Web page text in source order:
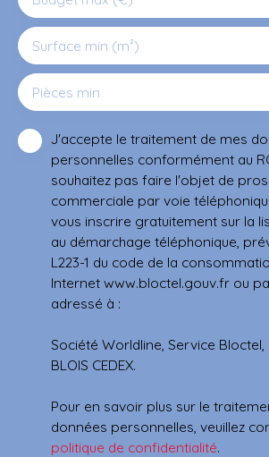
Surface min (m²)
Pièces min
J'accepte le traitement de mes
personnelles conformément au
souhaitez pas faire l'objet de
commerciale par voie
vous inscrire gratuitement sur la
au démarchage téléphonique,
L223-1 du code de la
Internet www.bloctel.gouv.fr ou
adressé à :
Société Worldline, Service Bloctel,
BLOIS CEDEX.
Pour en savoir plus sur le
données personnelles, veuillez
politique de confidentialité.